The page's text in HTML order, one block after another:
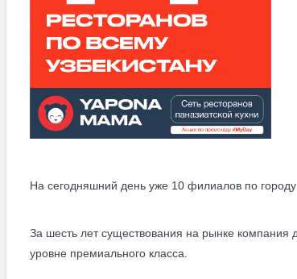
На сегодняшний день уже 10 филиалов по
За шесть лет существования на рынке компания
уровне премиального класса.